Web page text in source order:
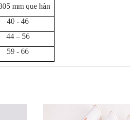
mm que hàn
40 - 46
44 – 56
59 - 66